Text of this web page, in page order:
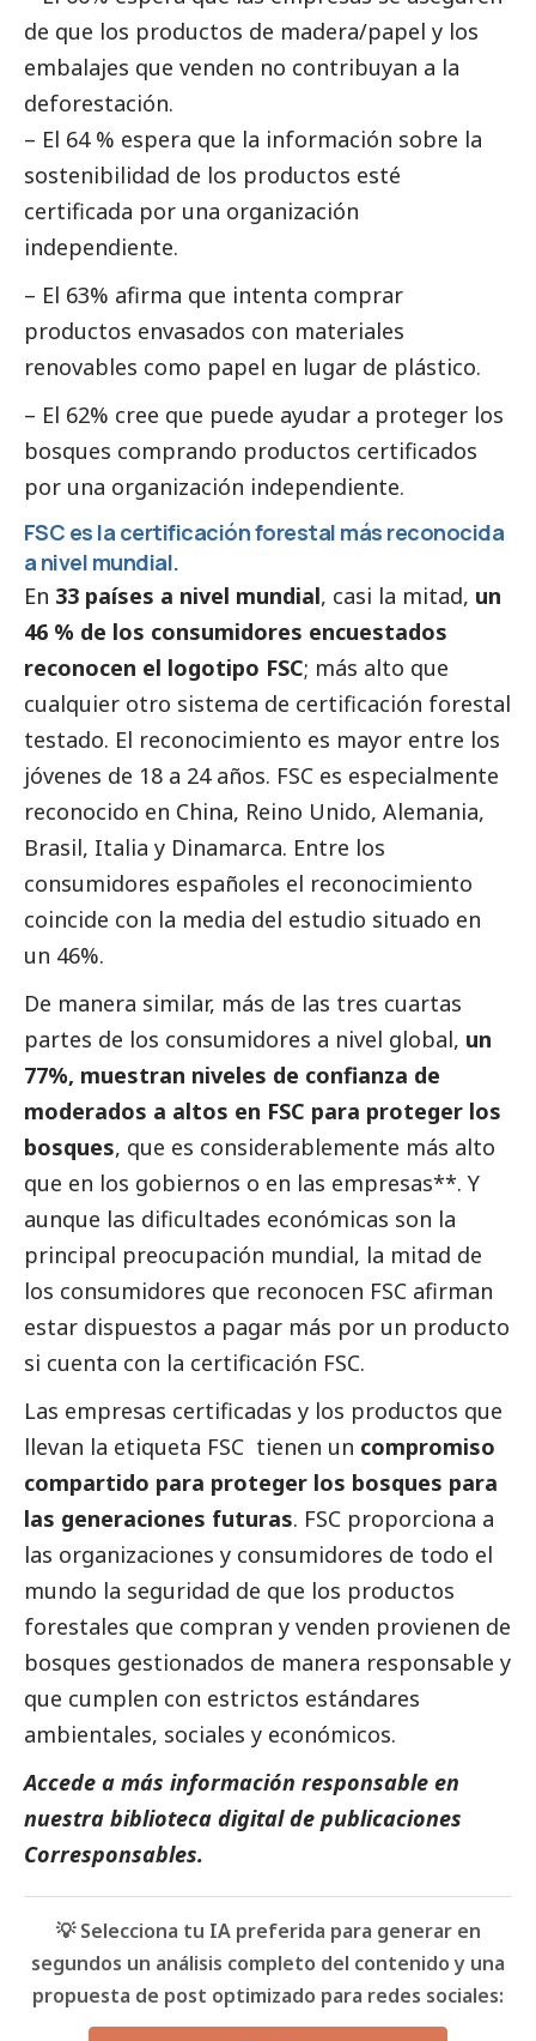
de que los productos de madera/papel y los
embalajes que venden no contribuyan a la
deforestación.
– El 64 % espera que la información sobre la
sostenibilidad de los productos esté
certificada por una organización
independiente.
– El 63% afirma que intenta comprar
productos envasados con materiales
renovables como papel en lugar de plástico.
– El 62% cree que puede ayudar a proteger los
bosques comprando productos certificados
por una organización independiente.
FSC es la certificación forestal más reconocida
a nivel mundial.
En 33 países a nivel mundial, casi la mitad, un
46 % de los consumidores encuestados
reconocen el logotipo FSC; más alto que
cualquier otro sistema de certificación forestal
testado. El reconocimiento es mayor entre los
jóvenes de 18 a 24 años. FSC es especialmente
reconocido en China, Reino Unido, Alemania,
Brasil, Italia y Dinamarca. Entre los
consumidores españoles el reconocimiento
coincide con la media del estudio situado en
un 46%.
De manera similar, más de las tres cuartas
partes de los consumidores a nivel global, un
77%, muestran niveles de confianza de
moderados a altos en FSC para proteger los
bosques, que es considerablemente más alto
que en los gobiernos o en las empresas**. Y
aunque las dificultades económicas son la
principal preocupación mundial, la mitad de
los consumidores que reconocen FSC afirman
estar dispuestos a pagar más por un producto
si cuenta con la certificación FSC.
Las empresas certificadas y los productos que
llevan la etiqueta FSC tienen un compromiso
compartido para proteger los bosques para
las generaciones futuras. FSC proporciona a
las organizaciones y consumidores de todo el
mundo la seguridad de que los productos
forestales que compran y venden provienen de
bosques gestionados de manera responsable y
que cumplen con estrictos estándares
ambientales, sociales y económicos.
Accede a más información responsable en
nuestra biblioteca digital de publicaciones
Corresponsables.
💡 Selecciona tu IA preferida para generar en
segundos un análisis completo del contenido y una
propuesta de post optimizado para redes sociales: